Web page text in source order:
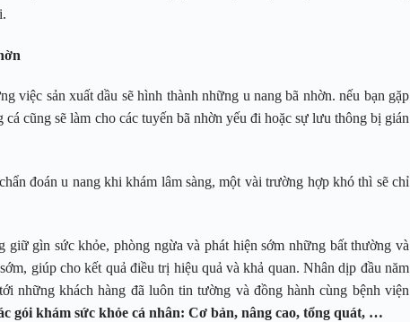
việc sản xuất dầu sẽ hình thành những u nang bã nhờn. nếu bạn gặp
cũng sẽ làm cho các tuyến bã nhờn yếu đi hoặc sự lưu thông bị gián
đoán u nang khi khám lâm sàng, một vài trường hợp khó thì sẽ chỉ
gìn sức khỏe, phòng ngừa và phát hiện sớm những bất thường và
giúp cho kết quả điều trị hiệu quả và khả quan. Nhân dịp đầu năm
những khách hàng đã luôn tin tường và đồng hành cùng bệnh viện
gói khám sức khỏe cá nhân: Cơ bản, nâng cao, tổng quát, …